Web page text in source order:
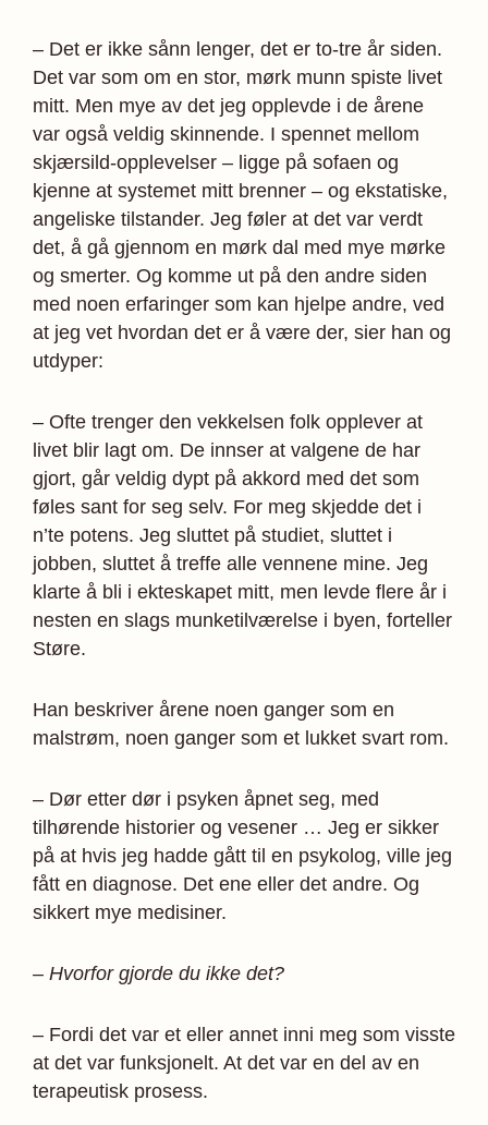
– Det er ikke sånn lenger, det er to-tre år siden.
Det var som om en stor, mørk munn spiste livet
mitt. Men mye av det jeg opplevde i de årene
var også veldig skinnende. I spennet mellom
skjærsild-opplevelser – ligge på sofaen og
kjenne at systemet mitt brenner – og ekstatiske,
angeliske tilstander. Jeg føler at det var verdt
det, å gå gjennom en mørk dal med mye mørke
og smerter. Og komme ut på den andre siden
med noen erfaringer som kan hjelpe andre, ved
at jeg vet hvordan det er å være der, sier han og
utdyper:
– Ofte trenger den vekkelsen folk opplever at
livet blir lagt om. De innser at valgene de har
gjort, går veldig dypt på akkord med det som
føles sant for seg selv. For meg skjedde det i
n’te potens. Jeg sluttet på studiet, sluttet i
jobben, sluttet å treffe alle vennene mine. Jeg
klarte å bli i ekteskapet mitt, men levde flere år i
nesten en slags munketilværelse i byen, forteller
Støre.
Han beskriver årene noen ganger som en
malstrøm, noen ganger som et lukket svart rom.
– Dør etter dør i psyken åpnet seg, med
tilhørende historier og vesener … Jeg er sikker
på at hvis jeg hadde gått til en psykolog, ville jeg
fått en diagnose. Det ene eller det andre. Og
sikkert mye medisiner.
– Hvorfor gjorde du ikke det?
– Fordi det var et eller annet inni meg som visste
at det var funksjonelt. At det var en del av en
terapeutisk prosess.